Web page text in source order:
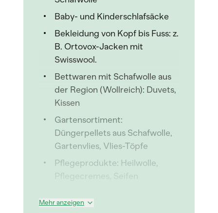
Baby- und Kinderschlafsäcke
Bekleidung von Kopf bis Fuss: z.
B. Ortovox-Jacken mit
Swisswool.
Bettwaren mit Schafwolle aus
der Region (Wollreich): Duvets,
Kissen
Gartensortiment:
Düngerpellets aus Schafwolle,
Gartenvlies, Vlies-Töpfe
Pflegeprodukte: Heilwolle,
Pflegecremes, Seifen
Mehr anzeigen